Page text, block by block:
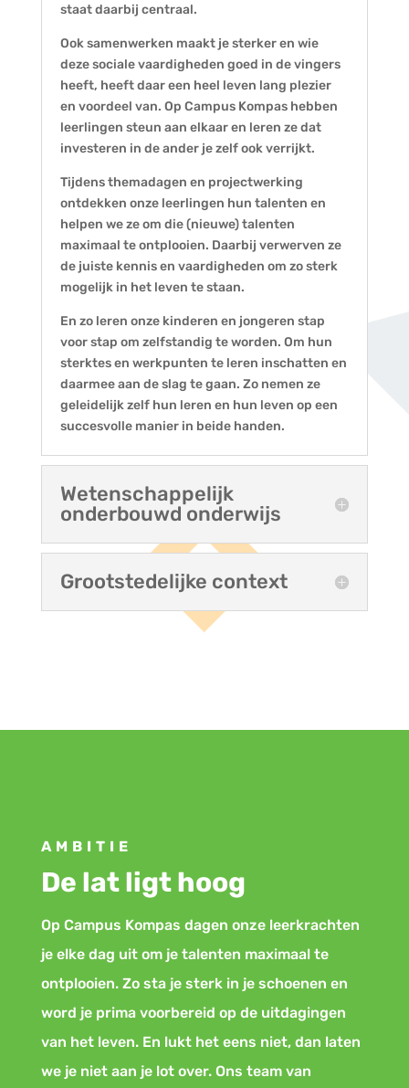
staat daarbij centraal.
Ook samenwerken maakt je sterker en wie
deze sociale vaardigheden goed in de vingers
heeft, heeft daar een heel leven lang plezier
en voordeel van. Op Campus Kompas hebben
leerlingen steun aan elkaar en leren ze dat
investeren in de ander je zelf ook verrijkt.
Tijdens themadagen en projectwerking
ontdekken onze leerlingen hun talenten en
helpen we ze om die (nieuwe) talenten
maximaal te ontplooien. Daarbij verwerven ze
de juiste kennis en vaardigheden om zo sterk
mogelijk in het leven te staan.
En zo leren onze kinderen en jongeren stap
voor stap om zelfstandig te worden. Om hun
sterktes en werkpunten te leren inschatten en
daarmee aan de slag te gaan. Zo nemen ze
geleidelijk zelf hun leren en hun leven op een
succesvolle manier in beide handen.
Wetenschappelijk
onderbouwd onderwijs
Grootstedelijke context
AMBITIE
De lat ligt hoog
Op Campus Kompas dagen onze leerkrachten
je elke dag uit om je talenten maximaal te
ontplooien. Zo sta je sterk in je schoenen en
word je prima voorbereid op de uitdagingen
van het leven. En lukt het eens niet, dan laten
we je niet aan je lot over. Ons team van